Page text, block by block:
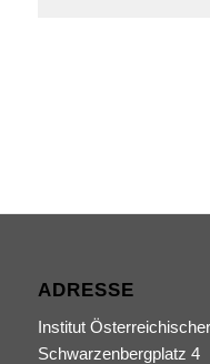
ADRESSE
Institut
Schwarzenbergplatz 4